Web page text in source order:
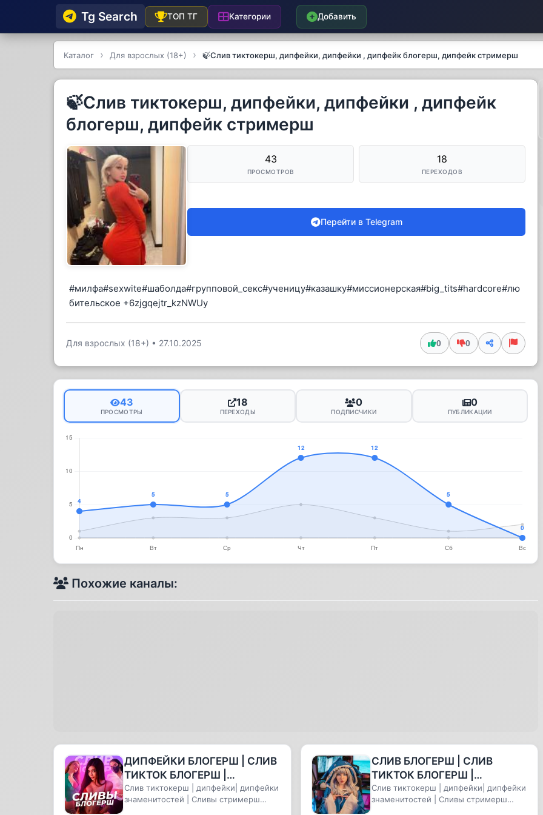
Tg Searсh ТОП ТГ Категории Добавить
Каталог Для взрослых (18+) 🍃Слив тиктокерш, дипфейки, дипфейки , дипфейк блогерш, дипфейк стримерш
🍃Слив тиктокерш, дипфейки, дипфейки , дипфейк
блогерш, дипфейк стримерш
43
ПРОСМОТРОВ
18
ПЕРЕХОДОВ
Перейти в Telegram
#милфа#sexwite#шаболда#групповой_секс#ученицу#казашку#миссионерская#big_tits#hardcore#лю
бительское +6zjgqejtr_kzNWUy
Для взрослых (18+) • 27.10.2025 0 0
43
ПРОСМОТРЫ
18
ПЕРЕХОДЫ
0
ПОДПИСЧИКИ
0
ПУБЛИКАЦИИ
Похожие каналы:
ДИПФЕЙКИ БЛОГЕРШ | СЛИВ
ТИКТОК БЛОГЕРШ |
ДИПФЕЙКИ
ЗНАМЕНИТОСТЕЙ | СЛИВ
Слив тиктокерш | дипфейки| дипфейки
знаменитостей | Сливы стримерш
СЛИВ БЛОГЕРШ | СЛИВ
ТИКТОК БЛОГЕРШ |
ДИПФЕЙКИ
ЗНАМЕНИТОСТЕЙ |
Слив тиктокерш | дипфейки| дипфейки
знаменитостей | Сливы стримерш